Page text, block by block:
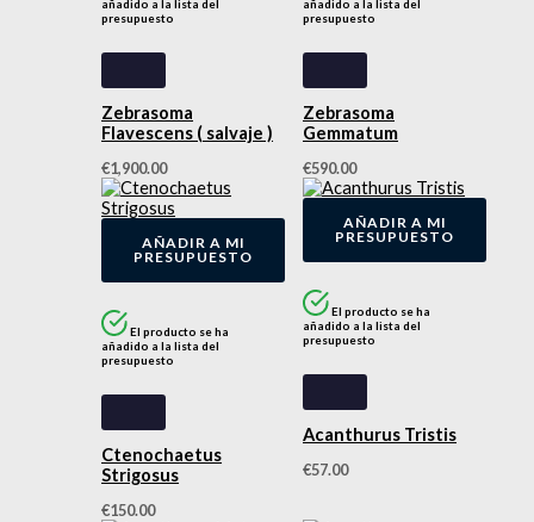
añadido a la lista del
presupuesto
Zebrasoma
Flavescens ( salvaje )
€1,900.00
añadido a la lista del
presupuesto
Zebrasoma
Gemmatum
€590.00
AÑADIR A MI
PRESUPUESTO
El producto se ha
añadido a la lista del
presupuesto
Ctenochaetus
Strigosus
€150.00
AÑADIR A MI
PRESUPUESTO
El producto se ha
añadido a la lista del
presupuesto
Acanthurus Tristis
€57.00